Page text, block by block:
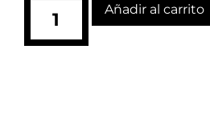
Añadir al carrito